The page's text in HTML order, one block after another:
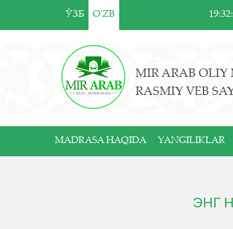
ЎЗБ O'ZB
MIR ARAB OLIY
RASMIY VEB
MADRASA HAQIDA YANGILIKLAR
ЭНГ